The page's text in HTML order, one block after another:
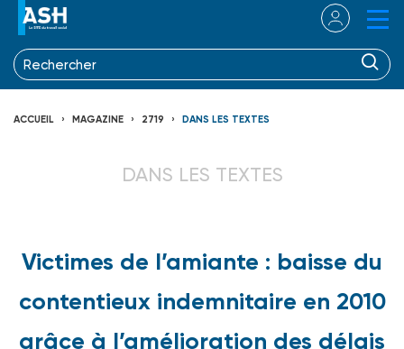
ACCUEIL MAGAZINE 2719 DANS LES TEXTES
DANS LES TEXTES
Victimes de l’amiante : baisse du
contentieux indemnitaire en 2010
grâce à l’amélioration des délais